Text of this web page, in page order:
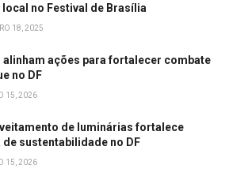
local no Festival de Brasília
18, 2025
alinham ações para fortalecer combate
no DF
15, 2026
de luminárias fortalece
sustentabilidade no DF
15, 2026